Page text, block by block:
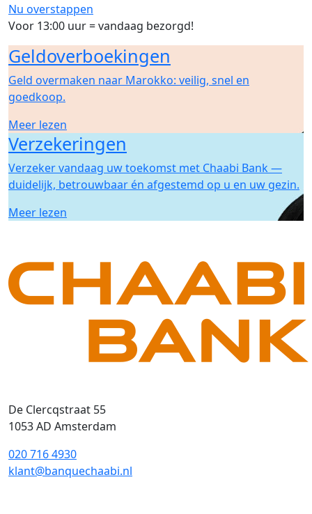
Nu overstappen
Voor 13:00 uur = vandaag bezorgd!
Geldoverboekingen
Geld overmaken naar Marokko: veilig, snel en
goedkoop.
Meer lezen
Verzekeringen
Verzeker vandaag uw toekomst met Chaabi Bank —
duidelijk, betrouwbaar én afgestemd op u en uw gezin.
Meer lezen
De Clercqstraat 55
1053 AD Amsterdam
020 716 4930
klant@banquechaabi.nl